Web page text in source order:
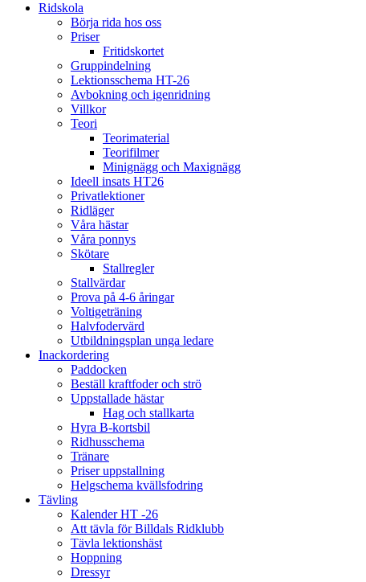
Ridskola
Börja rida hos oss
Priser
Fritidskortet
Gruppindelning
Lektionsschema HT-26
Avbokning och igenridning
Villkor
Teori
Teorimaterial
Teorifilmer
Minignägg och Maxignägg
Ideell insats HT26
Privatlektioner
Ridläger
Våra hästar
Våra ponnys
Skötare
Stallregler
Stallvärdar
Prova på 4-6 åringar
Voltigeträning
Halvfodervärd
Utbildningsplan unga ledare
Inackordering
Paddocken
Beställ kraftfoder och strö
Uppstallade hästar
Hag och stallkarta
Hyra B-kortsbil
Ridhusschema
Tränare
Priser uppstallning
Helgschema kvällsfodring
Tävling
Kalender HT -26
Att tävla för Billdals Ridklubb
Tävla lektionshäst
Hoppning
Dressyr